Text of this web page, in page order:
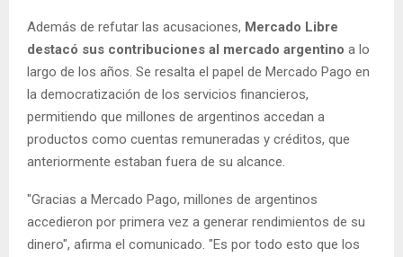
Además de refutar las acusaciones, Mercado Libre
destacó sus contribuciones al mercado argentino a lo
largo de los años. Se resalta el papel de Mercado Pago en
la democratización de los servicios financieros,
permitiendo que millones de argentinos accedan a
productos como cuentas remuneradas y créditos, que
anteriormente estaban fuera de su alcance.
"Gracias a Mercado Pago, millones de argentinos
accedieron por primera vez a generar rendimientos de su
dinero", afirma el comunicado. "Es por todo esto que los